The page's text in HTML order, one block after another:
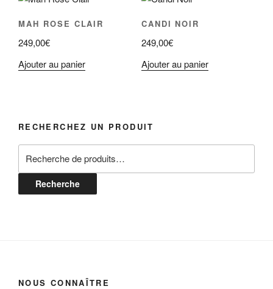
MAH ROSE CLAIR
249,00€
Ajouter au panier
CANDI NOIR
249,00€
Ajouter au panier
RECHERCHEZ UN PRODUIT
pour :
Recherche
NOUS CONNAÎTRE